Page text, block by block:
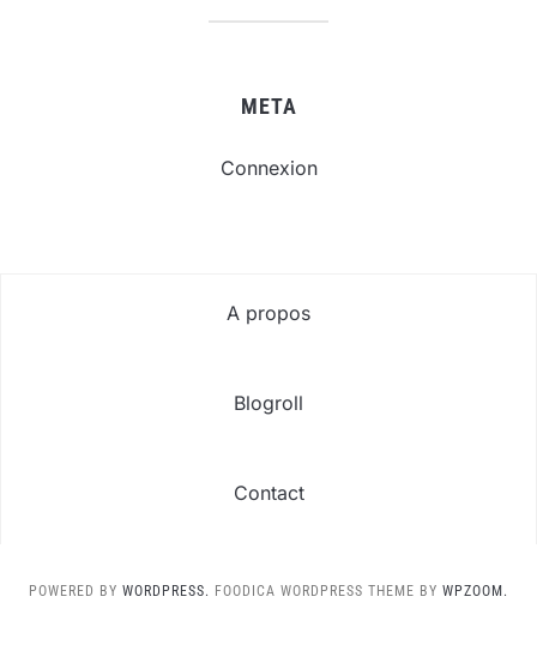
META
Connexion
A propos
Blogroll
Contact
POWERED BY WORDPRESS. FOODICA WORDPRESS THEME BY WPZOOM.